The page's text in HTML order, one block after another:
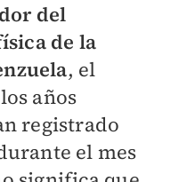
del
de la
, el
años
registrado
el mes